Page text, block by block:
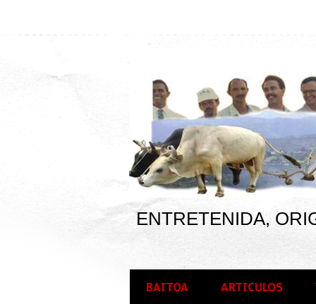
ENTRETENIDA,
BAITOA ARTICULOS